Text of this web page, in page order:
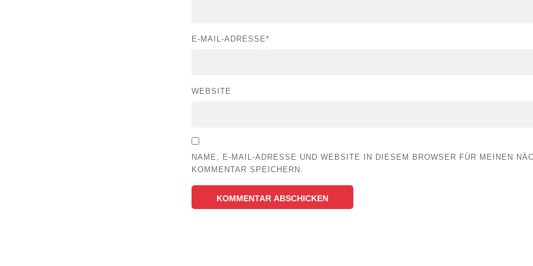
E-MAIL-ADRESSE*
WEBSITE
NAME, E-MAIL-ADRESSE UND WEBSITE IN DIESEM BROWSER FÜR MEINEN
KOMMENTAR SPEICHERN.